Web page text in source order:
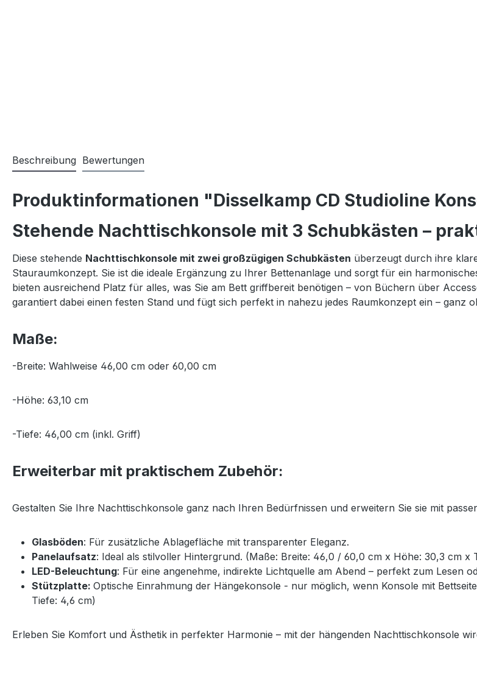
Beschreibung Bewertungen
Produktinformationen "Disselkamp CD Studioline
Stehende Nachttischkonsole mit 3 Schubkästen –
Diese stehende Nachttischkonsole mit zwei großzügigen Schubkästen überzeugt durch ihre
Stauraumkonzept. Sie ist die ideale Ergänzung zu Ihrer Bettenanlage und sorgt für ein
bieten ausreichend Platz für alles, was Sie am Bett griffbereit benötigen – von Büchern über
garantiert dabei einen festen Stand und fügt sich perfekt in nahezu jedes Raumkonzept ein – ganz
Maße:
-Breite: Wahlweise 46,00 cm oder 60,00 cm
-Höhe: 63,10 cm
-Tiefe: 46,00 cm (inkl. Griff)
Erweiterbar mit praktischem Zubehör:
Gestalten Sie Ihre Nachttischkonsole ganz nach Ihren Bedürfnissen und erweitern Sie sie mit
Glasböden: Für zusätzliche Ablagefläche mit transparenter Eleganz.
Panelaufsatz: Ideal als stilvoller Hintergrund. (Maße: Breite: 46,0 / 60,0 cm x Höhe: 30,3 cm x
LED-Beleuchtung: Für eine angenehme, indirekte Lichtquelle am Abend – perfekt zum Lesen
Stützplatte: Optische Einrahmung der Hängekonsole - nur möglich, wenn Konsole mit
Tiefe: 4,6 cm)
Erleben Sie Komfort und Ästhetik in perfekter Harmonie – mit der hängenden Nachttischkonsole